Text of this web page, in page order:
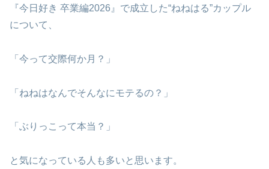
『今日好き 卒業編2026』で成立した“ねねはる”カップル
について、
「今って交際何か月？」
「ねねはなんでそんなにモテるの？」
「ぶりっこって本当？」
と気になっている人も多いと思います。